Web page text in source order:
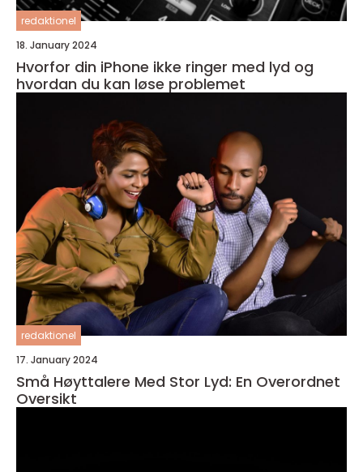
redaktionel
18. January 2024
Hvorfor din iPhone ikke ringer med lyd og
hvordan du kan løse problemet
redaktionel
17. January 2024
Små Høyttalere Med Stor Lyd: En Overordnet
Oversikt